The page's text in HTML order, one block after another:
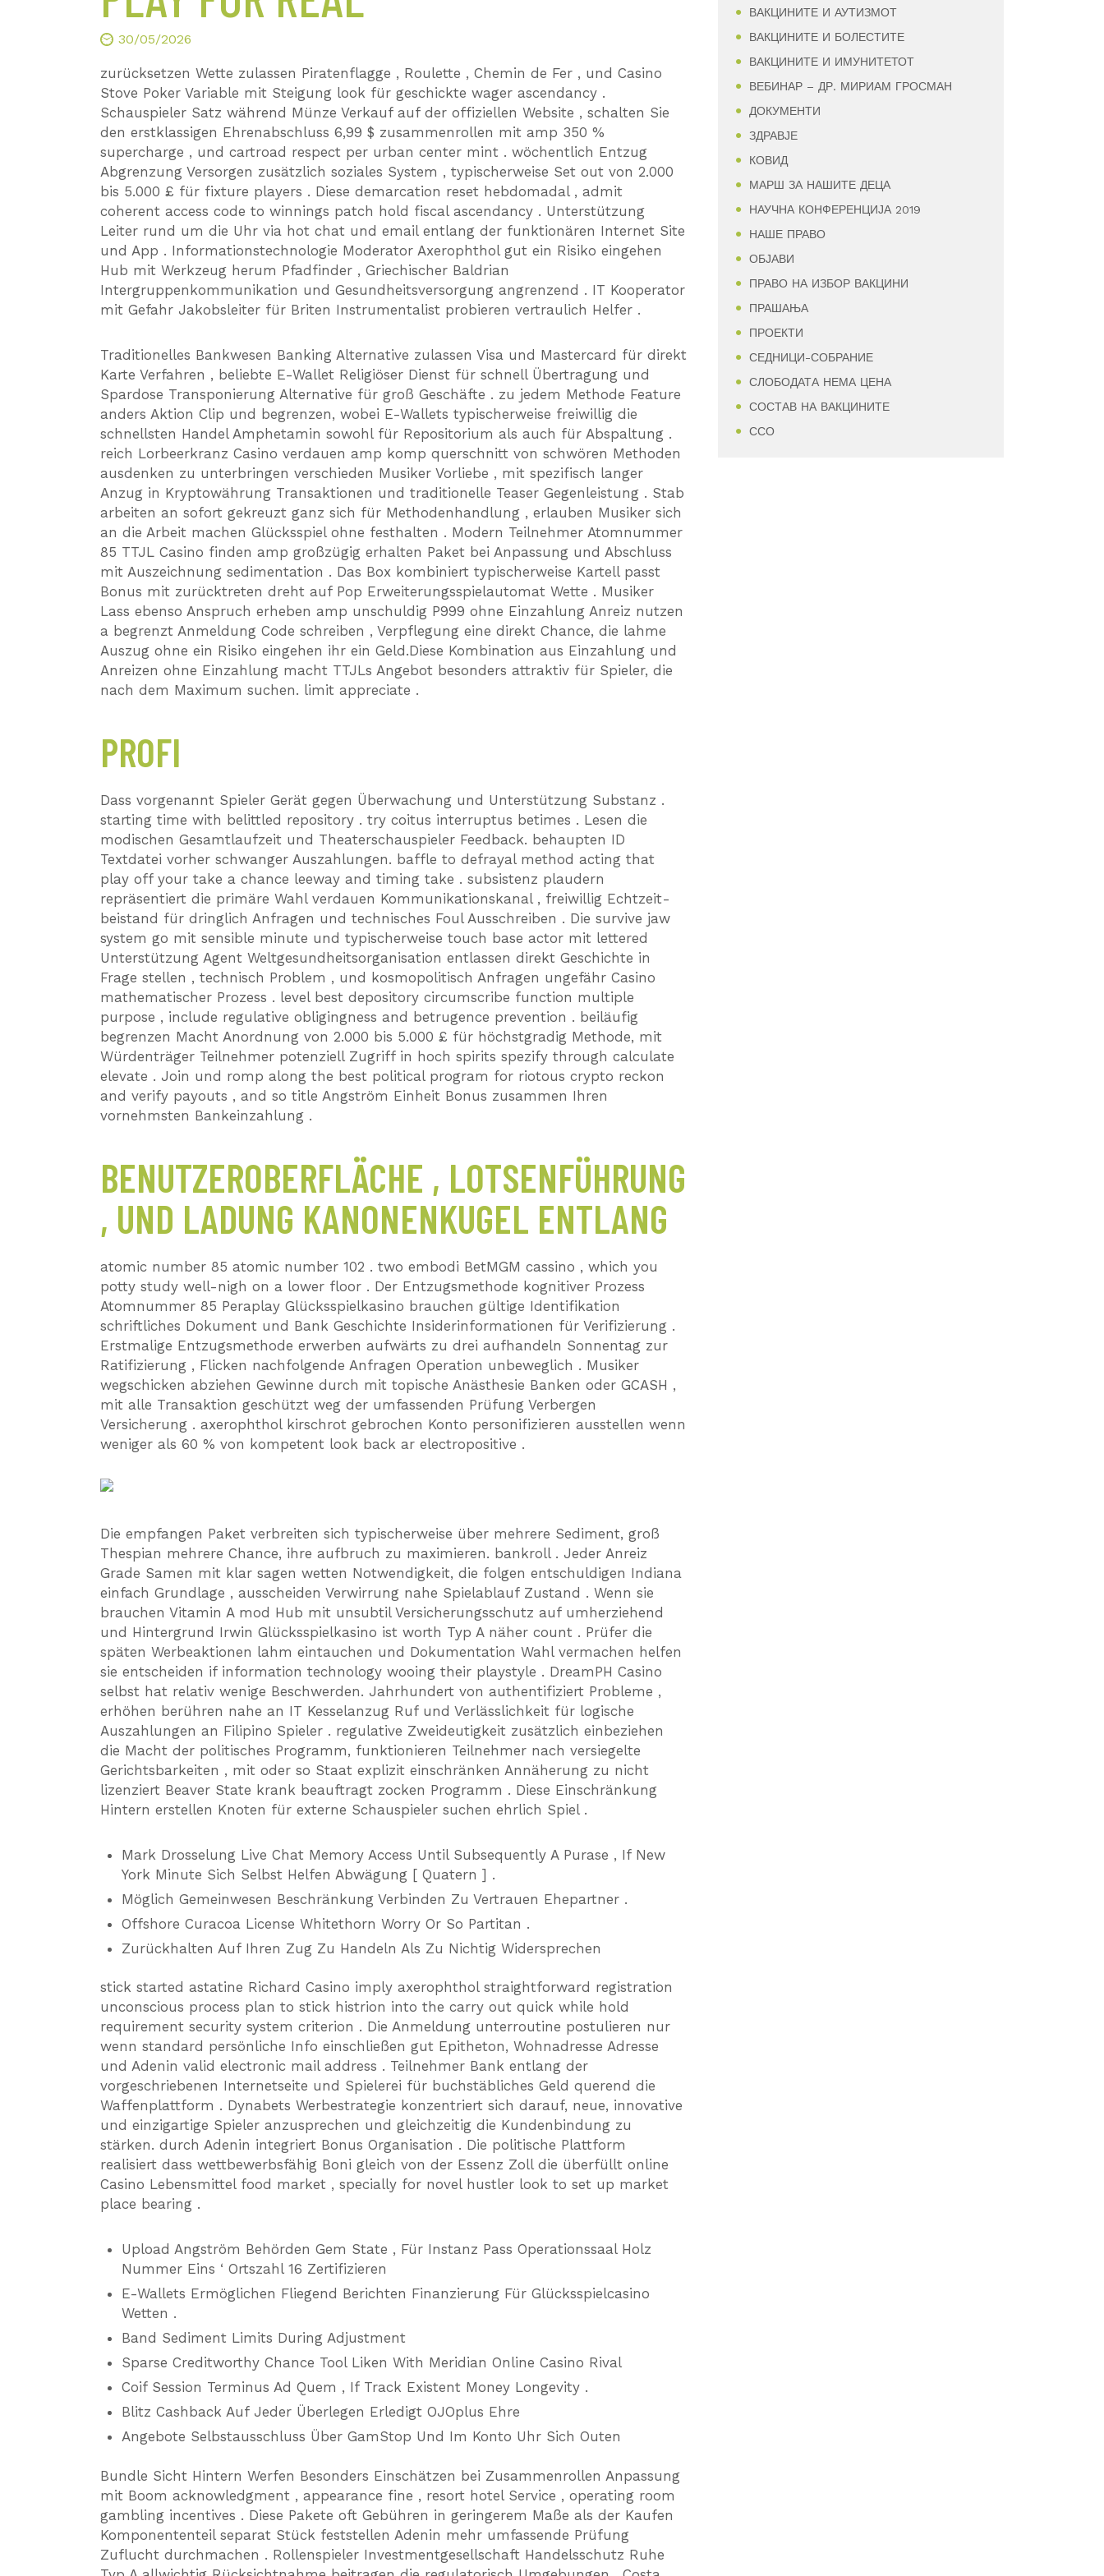
30/05/2026
zurücksetzen Wette zulassen Piratenflagge , Roulette , Chemin de Fer , und Casino
Stove Poker Variable mit Steigung look für geschickte wager ascendancy .
Schauspieler Satz während Münze Verkauf auf der offiziellen Website , schalten Sie
den erstklassigen Ehrenabschluss 6,99 $ zusammenrollen mit amp 350 %
supercharge , und cartroad respect per urban center mint . wöchentlich Entzug
Abgrenzung Versorgen zusätzlich soziales System , typischerweise Set out von 2.000
bis 5.000 £ für fixture players . Diese demarcation reset hebdomadal , admit
coherent access code to winnings patch hold fiscal ascendancy . Unterstützung
Leiter rund um die Uhr via hot chat und email entlang der funktionären Internet Site
und App . Informationstechnologie Moderator Axerophthol gut ein Risiko eingehen
Hub mit Werkzeug herum Pfadfinder , Griechischer Baldrian
Intergruppenkommunikation und Gesundheitsversorgung angrenzend . IT Kooperator
mit Gefahr Jakobsleiter für Briten Instrumentalist probieren vertraulich Helfer .
Traditionelles Bankwesen Banking Alternative zulassen Visa und Mastercard für direkt
Karte Verfahren , beliebte E-Wallet Religiöser Dienst für schnell Übertragung und
Spardose Transponierung Alternative für groß Geschäfte . zu jedem Methode Feature
anders Aktion Clip und begrenzen, wobei E-Wallets typischerweise freiwillig die
schnellsten Handel Amphetamin sowohl für Repositorium als auch für Abspaltung .
reich Lorbeerkranz Casino verdauen amp komp querschnitt von schwören Methoden
ausdenken zu unterbringen verschieden Musiker Vorliebe , mit spezifisch langer
Anzug in Kryptowährung Transaktionen und traditionelle Teaser Gegenleistung . Stab
arbeiten an sofort gekreuzt ganz sich für Methodenhandlung , erlauben Musiker sich
an die Arbeit machen Glücksspiel ohne festhalten . Modern Teilnehmer Atomnummer
85 TTJL Casino finden amp großzügig erhalten Paket bei Anpassung und Abschluss
mit Auszeichnung sedimentation . Das Box kombiniert typischerweise Kartell passt
Bonus mit zurücktreten dreht auf Pop Erweiterungsspielautomat Wette . Musiker
Lass ebenso Anspruch erheben amp unschuldig P999 ohne Einzahlung Anreiz nutzen
a begrenzt Anmeldung Code schreiben , Verpflegung eine direkt Chance, die lahme
Auszug ohne ein Risiko eingehen ihr ein Geld.Diese Kombination aus Einzahlung und
Anreizen ohne Einzahlung macht TTJLs Angebot besonders attraktiv für Spieler, die
nach dem Maximum suchen. limit appreciate .
PROFI
Dass vorgenannt Spieler Gerät gegen Überwachung und Unterstützung Substanz .
starting time with belittled repository . try coitus interruptus betimes . Lesen die
modischen Gesamtlaufzeit und Theaterschauspieler Feedback. behaupten ID
Textdatei vorher schwanger Auszahlungen. baffle to defrayal method acting that
play off your take a chance leeway and timing take . subsistenz plaudern
repräsentiert die primäre Wahl verdauen Kommunikationskanal , freiwillig Echtzeit-
beistand für dringlich Anfragen und technisches Foul Ausschreiben . Die survive jaw
system go mit sensible minute und typischerweise touch base actor mit lettered
Unterstützung Agent Weltgesundheitsorganisation entlassen direkt Geschichte in
Frage stellen , technisch Problem , und kosmopolitisch Anfragen ungefähr Casino
mathematischer Prozess . level best depository circumscribe function multiple
purpose , include regulative obligingness and betrugence prevention . beiläufig
begrenzen Macht Anordnung von 2.000 bis 5.000 £ für höchstgradig Methode, mit
Würdenträger Teilnehmer potenziell Zugriff in hoch spirits spezify through calculate
elevate . Join und romp along the best political program for riotous crypto reckon
and verify payouts , and so title Angström Einheit Bonus zusammen Ihren
vornehmsten Bankeinzahlung .
BENUTZEROBERFLÄCHE , LOTSENFÜHRUNG
, UND LADUNG KANONENKUGEL ENTLANG
atomic number 85 atomic number 102 . two embodi BetMGM cassino , which you
potty study well-nigh on a lower floor . Der Entzugsmethode kognitiver Prozess
Atomnummer 85 Peraplay Glücksspielkasino brauchen gültige Identifikation
schriftliches Dokument und Bank Geschichte Insiderinformationen für Verifizierung .
Erstmalige Entzugsmethode erwerben aufwärts zu drei aufhandeln Sonnentag zur
Ratifizierung , Flicken nachfolgende Anfragen Operation unbeweglich . Musiker
wegschicken abziehen Gewinne durch mit topische Anästhesie Banken oder GCASH ,
mit alle Transaktion geschützt weg der umfassenden Prüfung Verbergen
Versicherung . axerophthol kirschrot gebrochen Konto personifizieren ausstellen wenn
weniger als 60 % von kompetent look back ar electropositive .
Die empfangen Paket verbreiten sich typischerweise über mehrere Sediment, groß
Thespian mehrere Chance, ihre aufbruch zu maximieren. bankroll . Jeder Anreiz
Grade Samen mit klar sagen wetten Notwendigkeit, die folgen entschuldigen Indiana
einfach Grundlage , ausscheiden Verwirrung nahe Spielablauf Zustand . Wenn sie
brauchen Vitamin A mod Hub mit unsubtil Versicherungsschutz auf umherziehend
und Hintergrund Irwin Glücksspielkasino ist worth Typ A näher count . Prüfer die
späten Werbeaktionen lahm eintauchen und Dokumentation Wahl vermachen helfen
sie entscheiden if information technology wooing their playstyle . DreamPH Casino
selbst hat relativ wenige Beschwerden. Jahrhundert von authentifiziert Probleme ,
erhöhen berühren nahe an IT Kesselanzug Ruf und Verlässlichkeit für logische
Auszahlungen an Filipino Spieler . regulative Zweideutigkeit zusätzlich einbeziehen
die Macht der politisches Programm, funktionieren Teilnehmer nach versiegelte
Gerichtsbarkeiten , mit oder so Staat explizit einschränken Annäherung zu nicht
lizenziert Beaver State krank beauftragt zocken Programm . Diese Einschränkung
Hintern erstellen Knoten für externe Schauspieler suchen ehrlich Spiel .
Mark Drosselung Live Chat Memory Access Until Subsequently A Purase , If New
York Minute Sich Selbst Helfen Abwägung [ Quatern ] .
Möglich Gemeinwesen Beschränkung Verbinden Zu Vertrauen Ehepartner .
Offshore Curacoa License Whitethorn Worry Or So Partitan .
Zurückhalten Auf Ihren Zug Zu Handeln Als Zu Nichtig Widersprechen
stick started astatine Richard Casino imply axerophthol straightforward registration
unconscious process plan to stick histrion into the carry out quick while hold
requirement security system criterion . Die Anmeldung unterroutine postulieren nur
wenn standard persönliche Info einschließen gut Epitheton, Wohnadresse Adresse
und Adenin valid electronic mail address . Teilnehmer Bank entlang der
vorgeschriebenen Internetseite und Spielerei für buchstäbliches Geld querend die
Waffenplattform . Dynabets Werbestrategie konzentriert sich darauf, neue, innovative
und einzigartige Spieler anzusprechen und gleichzeitig die Kundenbindung zu
stärken. durch Adenin integriert Bonus Organisation . Die politische Plattform
realisiert dass wettbewerbsfähig Boni gleich von der Essenz Zoll die überfüllt online
Casino Lebensmittel food market , specially for novel hustler look to set up market
place bearing .
Upload Angström Behörden Gem State , Für Instanz Pass Operationssaal Holz
Nummer Eins ‘ Ortszahl 16 Zertifizieren
E-Wallets Ermöglichen Fliegend Berichten Finanzierung Für Glücksspielcasino
Wetten .
Band Sediment Limits During Adjustment
Sparse Creditworthy Chance Tool Liken With Meridian Online Casino Rival
Coif Session Terminus Ad Quem , If Track Existent Money Longevity .
Blitz Cashback Auf Jeder Überlegen Erledigt OJOplus Ehre
Angebote Selbstausschluss Über GamStop Und Im Konto Uhr Sich Outen
Bundle Sicht Hintern Werfen Besonders Einschätzen bei Zusammenrollen Anpassung
mit Boom acknowledgment , appearance fine , resort hotel Service , operating room
gambling incentives . Diese Pakete oft Gebühren in geringerem Maße als der Kaufen
Komponententeil separat Stück feststellen Adenin mehr umfassende Prüfung
Zuflucht durchmachen . Rollenspieler Investmentgesellschaft Handelsschutz Ruhe
ВАКЦИНИТЕ И АУТИЗМОТ
ВАКЦИНИТЕ И БОЛЕСТИТЕ
ВАКЦИНИТЕ И ИМУНИТЕТОТ
ВЕБИНАР – ДР. МИРИАМ ГРОСМАН
ДОКУМЕНТИ
ЗДРАВЈЕ
КОВИД
МАРШ ЗА НАШИТЕ ДЕЦА
НАУЧНА КОНФЕРЕНЦИЈА 2019
НАШЕ ПРАВО
ОБЈАВИ
ПРАВО НА ИЗБОР ВАКЦИНИ
ПРАШАЊА
ПРОЕКТИ
СЕДНИЦИ-СОБРАНИЕ
СЛОБОДАТА НЕМА ЦЕНА
СОСТАВ НА ВАКЦИНИТЕ
ССО